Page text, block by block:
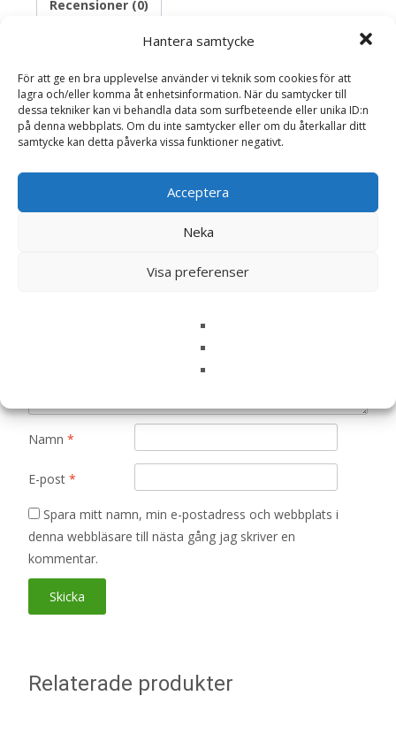
Hantera samtycke
För att ge en bra upplevelse använder vi teknik som cookies för att
lagra och/eller komma åt enhetsinformation. När du samtycker till
dessa tekniker kan vi behandla data som surfbeteende eller unika ID:n
på denna webbplats. Om du inte samtycker eller om du återkallar ditt
samtycke kan detta påverka vissa funktioner negativt.
Acceptera
Neka
Visa preferenser
Recensioner (0)
Recensioner
Det finns inga recensioner än.
Bli först med att recensera ”San Marzano
Tomat ‘Vesuvius’ F1 Frö – Fröer”
Din e-postadress kommer inte publiceras. Obligatoriska fält
Namn *
E-post *
Spara mitt namn, min e-postadress och webbplats i
denna webbläsare till nästa gång jag skriver en
kommentar.
Relaterade produkter